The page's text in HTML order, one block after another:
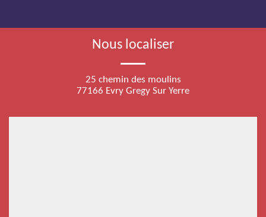
Nous localiser
25 chemin des moulins
77166 Evry Gregy Sur Yerre